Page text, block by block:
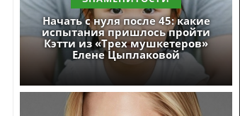
Начать с нуля после 45: какие
испытания пришлось пройти
Кэтти из «Трех мушкетеров»
Елене Цыплаковой